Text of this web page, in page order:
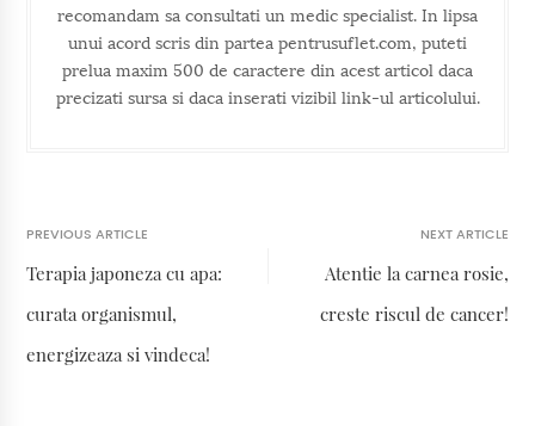
recomandam sa consultati un medic specialist. In lipsa
unui acord scris din partea pentrusuflet.com, puteti
prelua maxim 500 de caractere din acest articol daca
precizati sursa si daca inserati vizibil link-ul articolului.
PREVIOUS ARTICLE
Terapia japoneza cu apa:
curata organismul,
energizeaza si vindeca!
NEXT ARTICLE
Atentie la carnea rosie,
creste riscul de cancer!